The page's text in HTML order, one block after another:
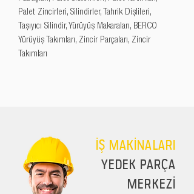
Palet Zincirleri, Silindirler, Tahrik Dişlileri,
Taşıyıcı Silindir, Yürüyüş Makaraları, BERCO
Yürüyüş Takımları, Zincir Parçaları, Zincir
Takımları
İŞ MAKİNALARI
YEDEK PARÇA
MERKEZİ